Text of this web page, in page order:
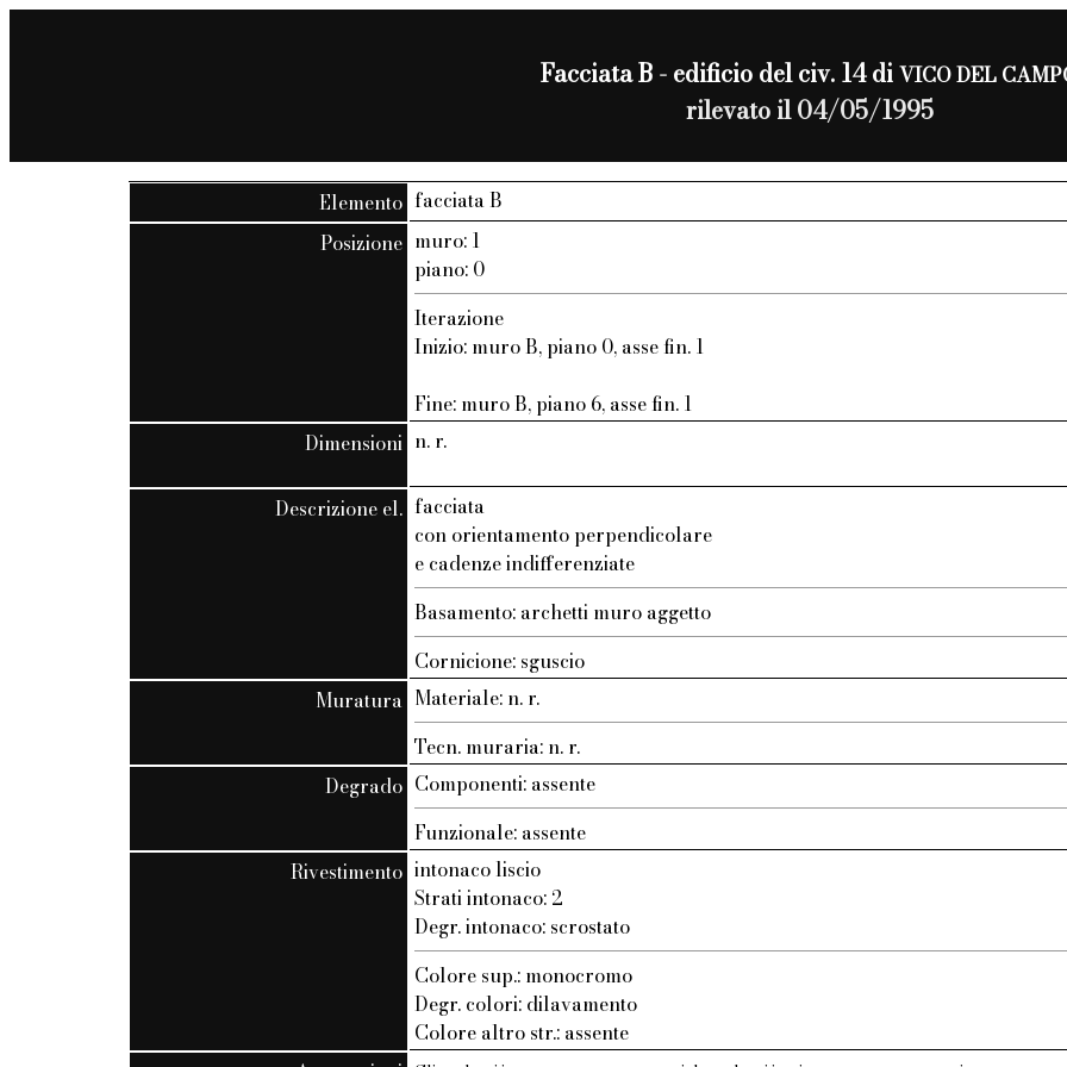
Facciata B - edificio del civ. 14 diVICO DEL
rilevato il 04/05/1995
Elemento facciata B
Posizione muro: 1
piano: 0
Iterazione
Inizio: muro B, piano 0, asse fin. 1
Fine: muro B, piano 6, asse fin. 1
Dimensioni n. r.
Descrizione el. facciata
con orientamento perpendicolare
e cadenze indifferenziate
Basamento: archetti muro aggetto
Cornicione: sguscio
Muratura Materiale: n. r.
Tecn. muraria: n. r.
Degrado Componenti: assente
Funzionale: assente
Rivestimento intonaco liscio
Strati intonaco: 2
Degr. intonaco: scrostato
Colore sup.: monocromo
Degr. colori: dilavamento
Colore altro str.: assente